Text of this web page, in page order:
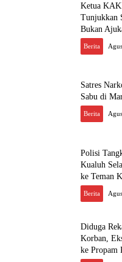
Ketua
Tunjukkan
Bukan
Berita
Satres
Sabu di
Berita
Polisi
Kualuh
ke Teman
Berita
Diduga
Korban,
ke Propam